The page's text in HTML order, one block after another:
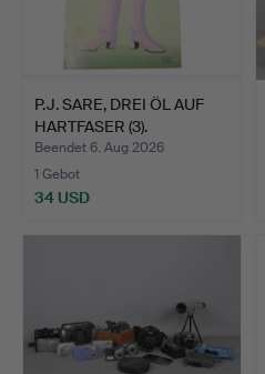
P.J. SARE, DREI ÖL AUF
HARTFASER (3).
Beendet 6. Aug 2026
1 Gebot
34 USD